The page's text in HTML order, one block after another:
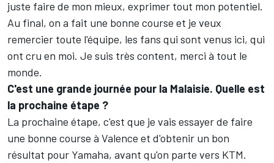
juste faire de mon mieux, exprimer tout mon potentiel.
Au final, on a fait une bonne course et je veux
remercier toute l'équipe, les fans qui sont venus ici, qui
ont cru en moi. Je suis très content, merci à tout le
monde.
C'est une grande journée pour la Malaisie. Quelle est
la prochaine étape ?
La prochaine étape, c'est que je vais essayer de faire
une bonne course à Valence et d'obtenir un bon
résultat pour Yamaha, avant qu'on parte vers KTM.